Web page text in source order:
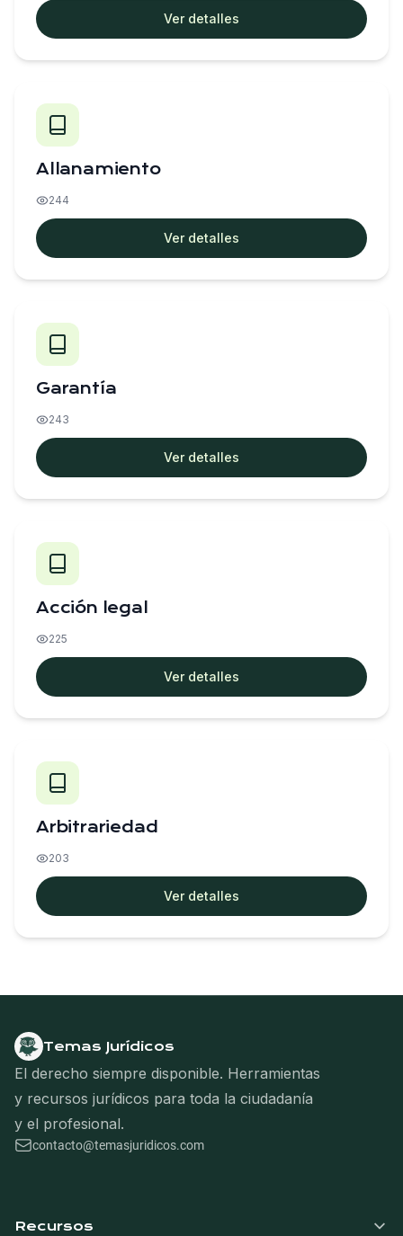
Ver detalles
Allanamiento
244
Ver detalles
Garantía
243
Ver detalles
Acción legal
225
Ver detalles
Arbitrariedad
203
Ver detalles
Temas Jurídicos
El derecho siempre disponible. Herramientas
y recursos jurídicos para toda la ciudadanía
y el profesional.
contacto@temasjuridicos.com
Recursos